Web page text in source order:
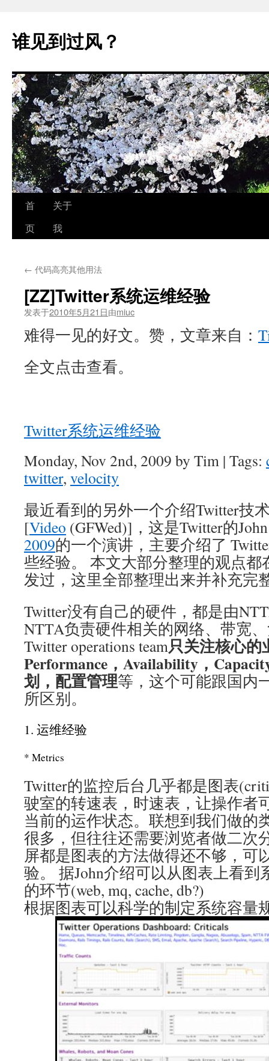
正
文
谁见到过风？
首
页
关于
我
← 代码高亮其他用法
[ZZ]Twitter系统运维经验
发表于2010年5月21日由miuc
难得一见的好文。赞，文章来自：
全文点击查看。
Twitter系统运维经验
Monday, Nov 2nd, 2009 by Tim | Tags:
twitter, velocity
最近看到的另外一个介绍Twitter技
[Video (GFWed)]，这是Twitter的
2009的一个演讲，主要介绍了
些经验。 本文大部分整理的观点都
发过，这里全部整理出来并补充完
Twitter没有自己的硬件，都是由
NTTA负责硬件相关的网络、带宽
Twitter operations team只关注核心的
Performance，Availability，
划，配置管理等，这个可能跟国内
所区别。
1. 运维经验
* Metrics
Twitter的监控后台几乎都是图表
驶室的转速表，时速表，让操作者
当前的运作状态。联想到我们做的
很多，但往往还需要浏览者做二次
屏都是图表的方法做得还不够，可
验。 据John介绍可以从图表上看
的环节(web, mq, cache, db?)
根据图表可以科学的制定系统容量